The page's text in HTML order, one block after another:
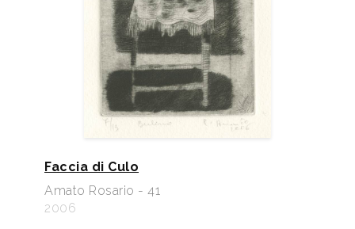
Faccia di Culo
Amato Rosario - 41
2006